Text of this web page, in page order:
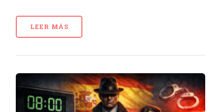
LEER MÁS